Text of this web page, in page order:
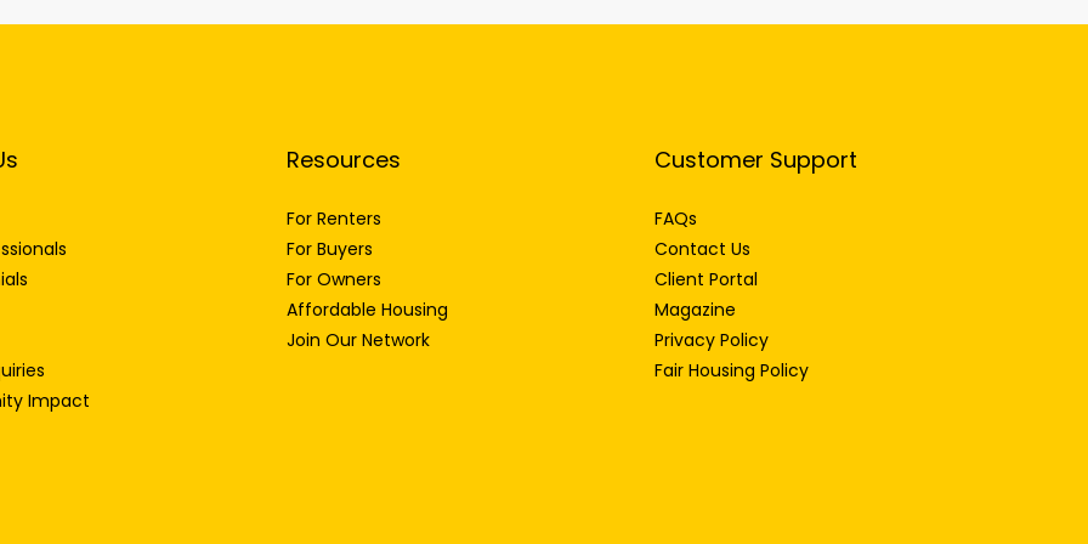
Impact
Resources
For Renters
For Buyers
For Owners
Affordable Housing
Join Our Network
Customer Support
FAQs
Contact Us
Client Portal
Magazine
Privacy Policy
Fair Housing Policy